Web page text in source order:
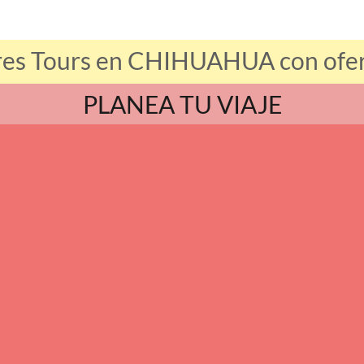
Tours en CHIHUAHUA con
PLANEA TU VIAJE